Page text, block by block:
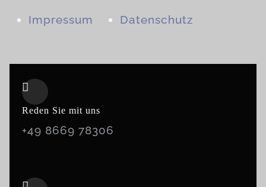
Impressum Datenschutz
Reden Sie mit uns
+49 8669 78306